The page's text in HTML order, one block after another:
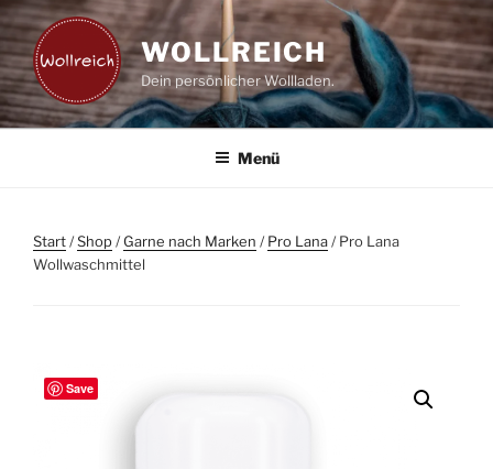
Zum
Inhalt
springen
WOLLREICH
Dein persönlicher Wollladen.
Menü
Start/Shop/Garne nach Marken /Pro Lana/ Pro Lana
Wollwaschmittel
Save